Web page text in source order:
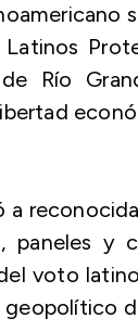
de Río
a
paneles y
voto